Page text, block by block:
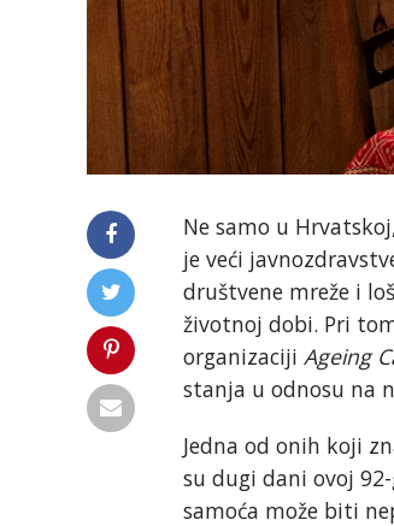
Ne samo u
je veći
društvene mreže i
životnoj dobi. Pri
organizaciji Ageing
stanja u odnosu na
Jedna od onih koji
su dugi dani ovoj
samoća može biti